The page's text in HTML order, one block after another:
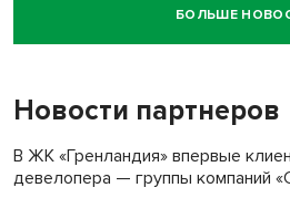
Новосибирский суд наказал
пенсионерки на вокзале
БОЛЬШЕ
Новости партнеров
В ЖК «Гренландия» впервые
девелопера — группы компаний